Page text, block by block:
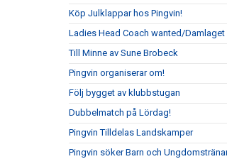
Köp Julklappar hos Pingvin!
Ladies Head Coach wanted/
Till Minne av Sune Brobeck
Pingvin organiserar om!
Följ bygget av klubbstugan
Dubbelmatch på Lördag!
Pingvin Tilldelas Landskamper
Pingvin söker Barn och